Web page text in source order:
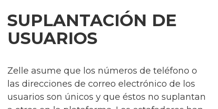
SUPLANTACIÓN DE
USUARIOS
Zelle asume que los números de teléfono o
las direcciones de correo electrónico de los
usuarios son únicos y que éstos no suplantan